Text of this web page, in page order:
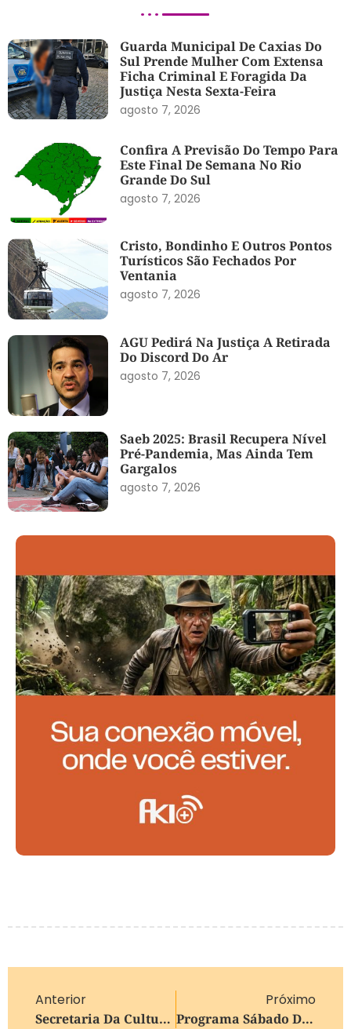
Guarda Municipal De Caxias Do
Sul Prende Mulher Com Extensa
Ficha Criminal E Foragida Da
Justiça Nesta Sexta-Feira
agosto 7, 2026
Confira A Previsão Do Tempo Para
Este Final De Semana No Rio
Grande Do Sul
agosto 7, 2026
Cristo, Bondinho E Outros Pontos
Turísticos São Fechados Por
Ventania
agosto 7, 2026
AGU Pedirá Na Justiça A Retirada
Do Discord Do Ar
agosto 7, 2026
Saeb 2025: Brasil Recupera Nível
Pré-Pandemia, Mas Ainda Tem
Gargalos
agosto 7, 2026
Anterior
Secretaria Da Cultura Abre Inscrições Para Nova Edição Do Mercado De Arte Em 2026
Próximo
Programa Sábado Do Trabalhador Inicia 2026 Com Foco Na Saúde Do Adolescente Em Farroupilha